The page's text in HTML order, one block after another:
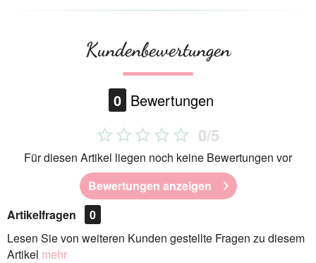
Kundenbewertungen
0 Bewertungen
0/5
Für diesen Artikel liegen noch keine Bewertungen vor
Bewertungen anzeigen
Artikelfragen
0
Lesen Sie von weiteren Kunden gestellte Fragen zu diesem
Artikel mehr